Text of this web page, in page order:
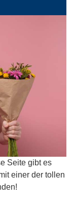
Seite gibt es
einer der tollen